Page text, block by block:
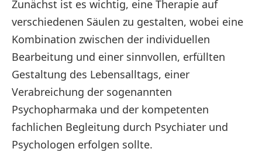
Zunächst ist es wichtig, eine Therapie auf
verschiedenen Säulen zu gestalten, wobei eine
Kombination zwischen der individuellen
Bearbeitung und einer sinnvollen, erfüllten
Gestaltung des Lebensalltags, einer
Verabreichung der sogenannten
Psychopharmaka und der kompetenten
fachlichen Begleitung durch Psychiater und
Psychologen erfolgen sollte.